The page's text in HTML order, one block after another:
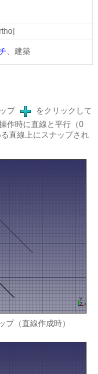
、建築
プ
をクリックして
作時に直線と平行（0
直線上にスナップされ
プ（直線作成時）